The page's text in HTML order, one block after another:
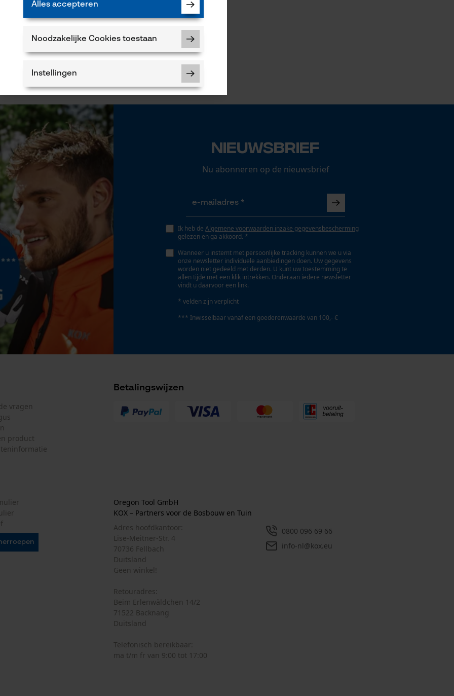
Product geschikt voor het hele jaar
Eigenschap
lager risico op terugslag, stabiel, licht, robuust,
trillingsarm, hoge snijprestaties
Fasewisselaar
Nee
Deling
Nee
Oplaadbare batterij/batterijen niet inbegrepen in
de levering
Product aanbevelen
Nieuwsbrief
Nu abonneren op de nieuwsbrief
Ik heb deAlgemene voorwaarden inzake gegevensbescherming
gelezen en ga akkoord. *
Wanneer u instemt met persoonlijke tracking kunnen we u via
onze newsletter individuele aanbiedingen doen. Uw gegevens
worden niet gedeeld met derden. U kunt uw toestemming te
allen tijde met een klik intrekken. Onderaan iedere newsletter
vindt u daarvoor een link.
* velden zijn verplicht
*** Inwisselbaar vanaf een goederenwaarde van 100,- €
vragen
product
Betalingswijzen
Oregon Tool GmbH
KOX – Partners voor de Bosbouw en Tuin
Adres hoofdkantoor:
Lise-Meitner-Str. 4
70736 Fellbach
Duitsland
Geen winkel!
Retouradres:
Beim Erlenwäldchen 14/2
71522 Backnang
Duitsland
Telefonisch bereikbaar:
ma t/m fr van 9:00 tot 17:00
0800 096 69 66
info-nl@kox.eu
Alles accepteren
Noodzakelijke Cookies toestaan
Instellingen
Noodzakelijke Cookies
Controleer instelling van cookies
De keuze voor gegevensverwerking
Statistische Cookies
Fact-Finder Tracking
Google Global Site Tag
Microsoft Advertising Universal Event